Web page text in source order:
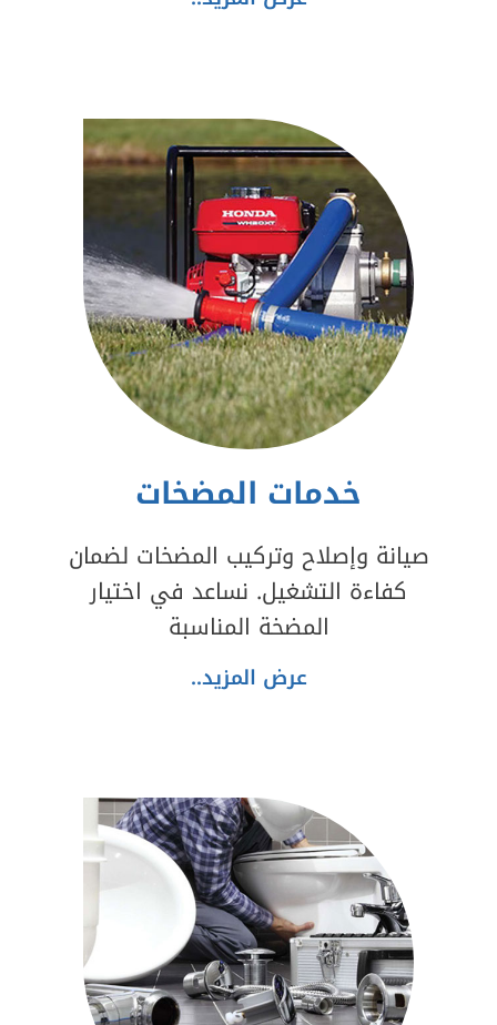
خدمات المضخات
صيانة وإصلاح وتركيب المضخات لضمان
كفاءة التشغيل. نساعد في اختيار
المضخة المناسبة
عرض المزيد..